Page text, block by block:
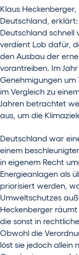
Klaus
Deutschland,
Deutschland schnell
verdient Lob dafür,
den Ausbau der
vorantreiben. Im
Genehmigungen um
im Vergleich zu
Jahren betrachtet
aus, um die
Deutschland war
einem
in eigenem Recht
Energieanlagen als
priorisiert werden,
Umweltschutzes
Heckenberger räumt
die sonst in
Obwohl die
löst sie jedoch allein